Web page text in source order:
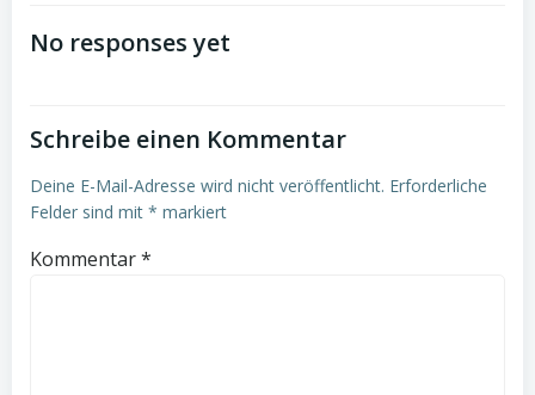
navigation
No responses yet
Schreibe einen Kommentar
Deine E-Mail-Adresse wird nicht veröffentlicht. Erforderliche
Felder sind mit * markiert
Kommentar*